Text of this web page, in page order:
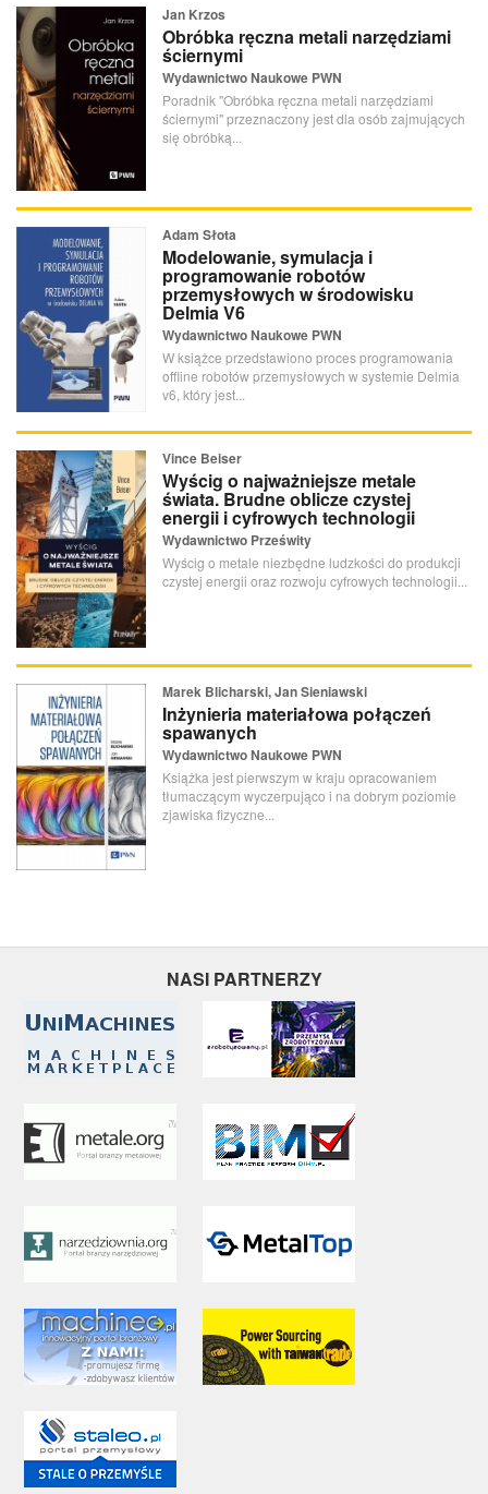
Jan Krzos
Obróbka ręczna metali narzędziami
ściernymi
Wydawnictwo Naukowe PWN
Poradnik "Obróbka ręczna metali narzędziami
ściernymi" przeznaczony jest dla osób zajmujących
się obróbką...
Adam Słota
Modelowanie, symulacja i
programowanie robotów
przemysłowych w środowisku
Delmia V6
Wydawnictwo Naukowe PWN
W książce przedstawiono proces programowania
offline robotów przemysłowych w systemie Delmia
v6, który jest...
Vince Beiser
Wyścig o najważniejsze metale
świata. Brudne oblicze czystej
energii i cyfrowych technologii
Wydawnictwo Prześwity
Wyścig o metale niezbędne ludzkości do produkcji
czystej energii oraz rozwoju cyfrowych technologii...
Marek Blicharski, Jan Sieniawski
Inżynieria materiałowa połączeń
spawanych
Wydawnictwo Naukowe PWN
Książka jest pierwszym w kraju opracowaniem
tłumaczącym wyczerpująco i na dobrym poziomie
zjawiska fizyczne...
NASI PARTNERZY